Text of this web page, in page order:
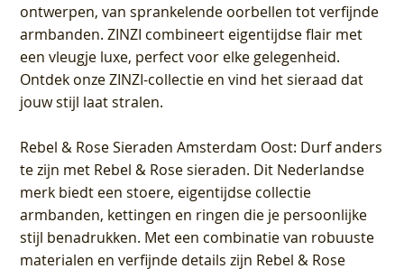
ontwerpen, van sprankelende oorbellen tot verfijnde
armbanden. ZINZI combineert eigentijdse flair met
een vleugje luxe, perfect voor elke gelegenheid.
Ontdek onze ZINZI-collectie en vind het sieraad dat
jouw stijl laat stralen.
Rebel & Rose Sieraden Amsterdam Oost: Durf anders
te zijn met Rebel & Rose sieraden. Dit Nederlandse
merk biedt een stoere, eigentijdse collectie
armbanden, kettingen en ringen die je persoonlijke
stijl benadrukken. Met een combinatie van robuuste
materialen en verfijnde details zijn Rebel & Rose